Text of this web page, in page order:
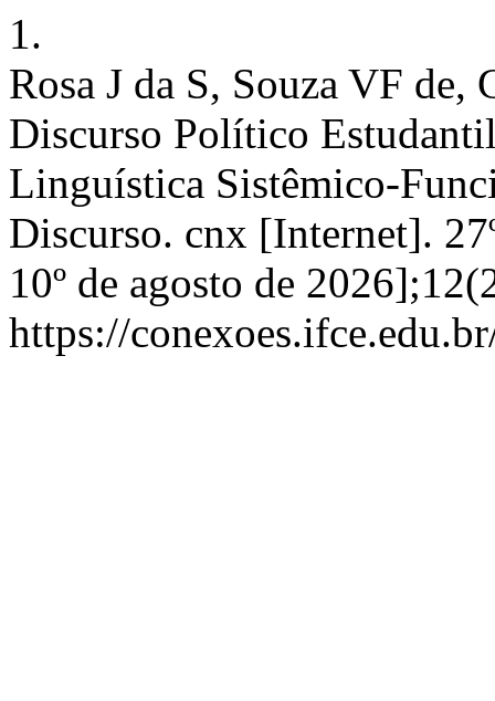
1.
Rosa J da S, Souza VF
Discurso Político
Linguística Sistêmico-
Discurso. cnx [Internet].
10º de agosto de
https://